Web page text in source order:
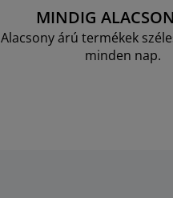
MINDIG
Alacsony árú termékek
minden nap.